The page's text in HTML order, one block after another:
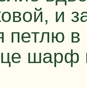
и
петлю в
шарф